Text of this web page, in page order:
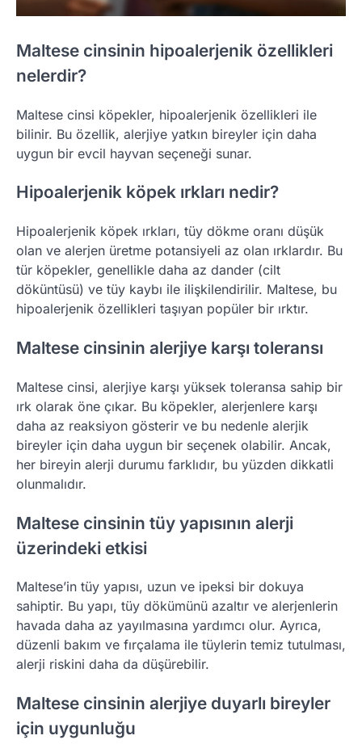
Maltese cinsinin hipoalerjenik özellikleri
nelerdir?
Maltese cinsi köpekler, hipoalerjenik özellikleri ile
bilinir. Bu özellik, alerjiye yatkın bireyler için daha
uygun bir evcil hayvan seçeneği sunar.
Hipoalerjenik köpek ırkları nedir?
Hipoalerjenik köpek ırkları, tüy dökme oranı düşük
olan ve alerjen üretme potansiyeli az olan ırklardır. Bu
tür köpekler, genellikle daha az dander (cilt
döküntüsü) ve tüy kaybı ile ilişkilendirilir. Maltese, bu
hipoalerjenik özellikleri taşıyan popüler bir ırktır.
Maltese cinsinin alerjiye karşı toleransı
Maltese cinsi, alerjiye karşı yüksek toleransa sahip bir
ırk olarak öne çıkar. Bu köpekler, alerjenlere karşı
daha az reaksiyon gösterir ve bu nedenle alerjik
bireyler için daha uygun bir seçenek olabilir. Ancak,
her bireyin alerji durumu farklıdır, bu yüzden dikkatli
olunmalıdır.
Maltese cinsinin tüy yapısının alerji
üzerindeki etkisi
Maltese’in tüy yapısı, uzun ve ipeksi bir dokuya
sahiptir. Bu yapı, tüy dökümünü azaltır ve alerjenlerin
havada daha az yayılmasına yardımcı olur. Ayrıca,
düzenli bakım ve fırçalama ile tüylerin temiz tutulması,
alerji riskini daha da düşürebilir.
Maltese cinsinin alerjiye duyarlı bireyler
için uygunluğu